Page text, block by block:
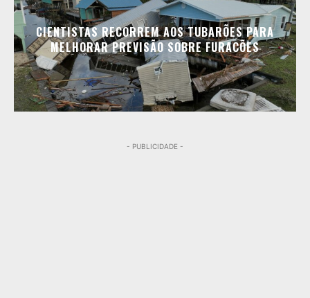
CIENTISTAS RECORREM AOS TUBARÕES PARA
MELHORAR PREVISÃO SOBRE FURACÕES
- PUBLICIDADE -